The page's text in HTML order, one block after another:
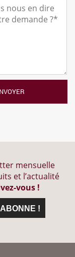
mensuelle
et l’actualité
vous !